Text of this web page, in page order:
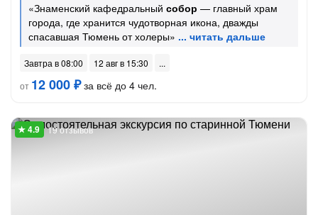
«Знаменский кафедральный собор — главный храм
города, где хранится чудотворная икона, дважды
спасавшая Тюмень от холеры»
Завтра в 08:00
12 авг в 15:30
от 12 000 ₽за всё до 4 чел.
19 отзывов